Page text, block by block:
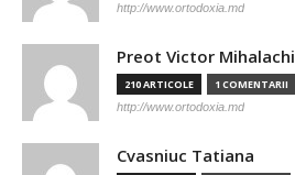
http://www.ortodoxia.md
Preot Victor Mihalachi
210 ARTICOLE 1 COMENTARII
http://www.ortodoxia.md
Cvasniuc Tatiana